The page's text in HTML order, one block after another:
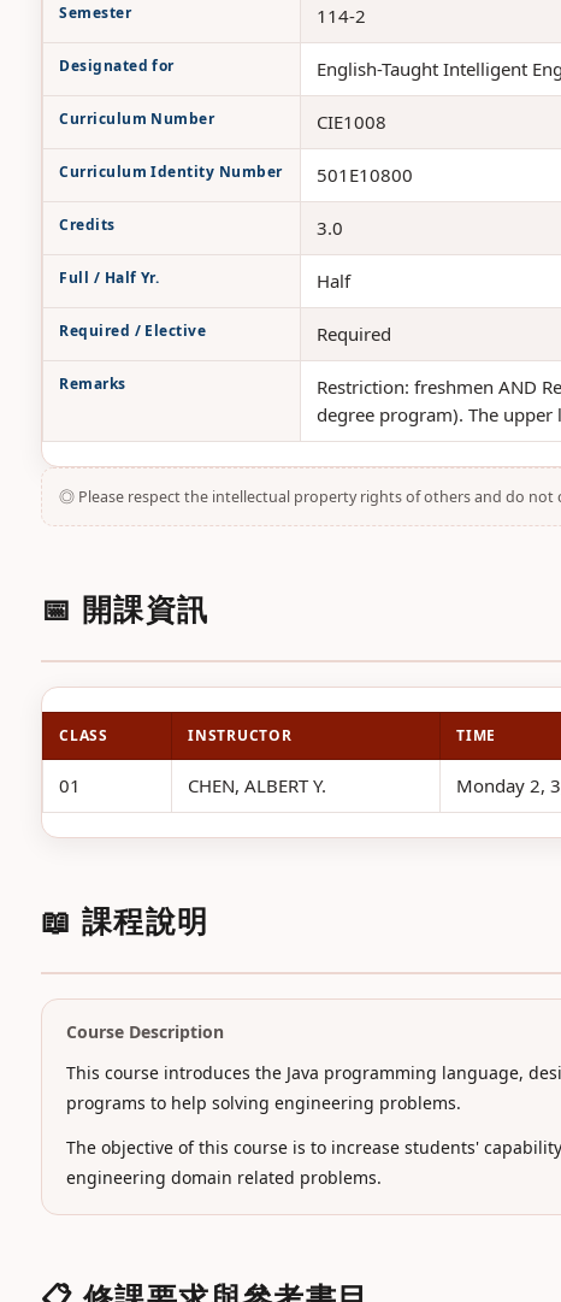
Semester 114-2
Designated for English-Taught Intelligent
Curriculum Number CIE1008
Curriculum Identity Number 501E10800
Credits 3.0
Full / Half Yr. Half
Required / Elective Required
Remarks
Restriction: freshmen AND
degree program). The
◎ Please respect the intellectual property rights of others and do
📅 開課資訊
CLASS INSTRUCTOR TIME
01 CHEN, ALBERT Y. Monday 2,
📖 課程說明
Course Description
This course introduces the Java programming language,
programs to help solving engineering problems.
The objective of this course is to increase students'
engineering domain related problems.